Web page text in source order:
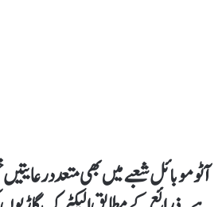
آٹو موبائل شعبے میں بھی متعدد